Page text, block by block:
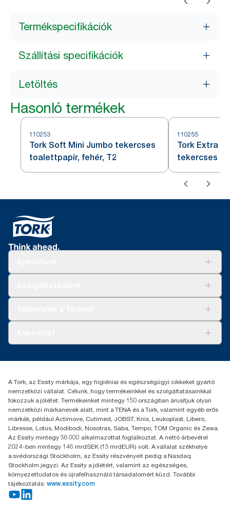
Termékspecifikációk
Szállítási specifikációk
Letöltés
Hasonló termékek
110253
Tork Soft Mini Jumbo tekercses
toalettpapír, fehér, T2
110255
Tork Extra
tekercses
+36 1 392 2176
H-1021 Budapest
Budakeszi út 51.
A Tork, az Essity márkája, egy higiéniai és egészségügyi cikkeket gyártó
nemzetközi vállalat. Célunk, hogy termékeinkkel és szolgáltatásainkkal
fokozzuk a jólétet. Termékeinket mintegy 150 országban árusítjuk olyan
nemzetközi márkanevek alatt, mint a TENA és a Tork, valamint egyéb erős
márkák, például Actimove, Cutimed, JOBST, Knix, Leukoplast, Libero,
Libresse, Lotus, Modibodi, Nosotras, Saba, Tempo, TOM Organic és Zewa.
Az Essity mintegy 36 000 alkalmazottat foglalkoztat. A nettó árbevétel
2024-ben mintegy 146 mrdSEK (13 mrdEUR) volt. A vállalat székhelye
a svédországi Stockholm, az Essity részvényeit pedig a Nasdaq
Stockholm jegyzi. Az Essity a jólétért, valamint az egészséges,
környezettudatos és újrafelhasználó társadalomért küzd. További
tájékoztatás: www.essity.com